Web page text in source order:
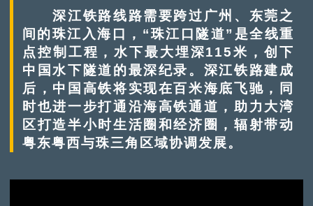
深江铁路线路需要跨过广州、东莞之
间的珠江入海口，“珠江口隧道”是全线重
点控制工程，水下最大埋深115米，创下
中国水下隧道的最深纪录。深江铁路建成
后，中国高铁将实现在百米海底飞驰，同
时也进一步打通沿海高铁通道，助力大湾
区打造半小时生活圈和经济圈，辐射带动
粤东粤西与珠三角区域协调发展。